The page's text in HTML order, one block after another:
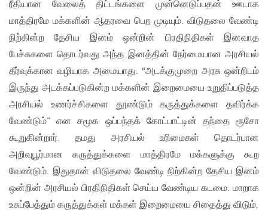
ரீதியான வேலைத் திட்டங்களை முன்னெடுப்பதன் ஊடாக
மாத்திரமே மக்களின் ஆதரவை பெற முடியும். விடுதலை வேண்டி
நிற்கின்ற தேசிய இனம் ஒன்றின் பிரதிநிதிகள் இனவாத
பேச்சுகளை தொடர்வது அந்த இனத்தின் நேர்மையான அரசியல்
தீர்வுக்கான வழியாக அமையாது. “அடக்குமுறை அரசு ஒன்றிடம்
இருந்து அடக்கப்படுகின்ற மக்களின் இறைமையை உறுதிப்படுத்த
அரசியல் உணர்ச்சிகளை தூண்டும் கருத்துக்களை தவிர்க்க
வேண்டும்” என சமூக ஒப்பந்தக் கோட்பாட்டின் தந்தை ரூசோ
கூறுகின்றார். தமது அரசியல் உரிமைகள் தொடர்பான
அறிவுபூர்மான கருத்துக்களை மாத்திரமே மக்களுக்கு கூற
வேண்டும். இதுதான் விடுதலை வேண்டி நிற்கின்ற தேசிய இனம்
ஒன்றின் அரசியல் பிரதிநிதிகள் செய்ய வேண்டிய கடமை. மாறாக
உசுப்பேத்தும் கருத்துக்கள் மக்கள் இறைமையை சிதைத்து விடும்.